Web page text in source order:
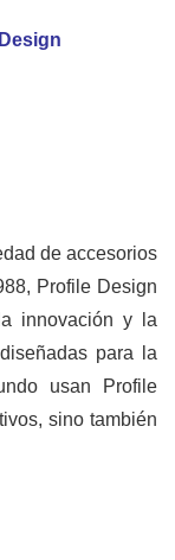
de accesorios
Profile Design
innovación y la
para la
usan Profile
sino también